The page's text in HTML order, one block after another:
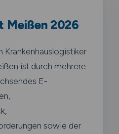
Meißen 2026
Krankenhauslogistiker
ist durch mehrere
E-
sowie der